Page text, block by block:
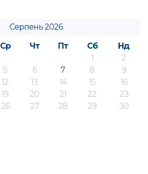
Серпень 2026
Ср Чт Пт Сб
Нд
1
2
5 6 7 8
9
12 13 14 15
16
19 20 21 22
23
26 27 28 29
30